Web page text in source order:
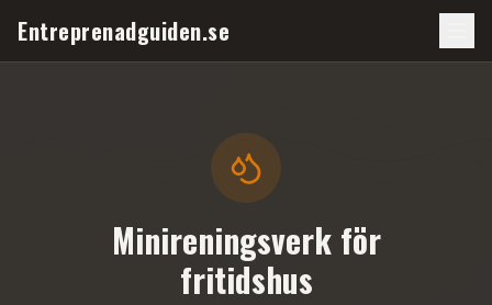
Entreprenadguiden.se
Minireningsverk för
fritidshus